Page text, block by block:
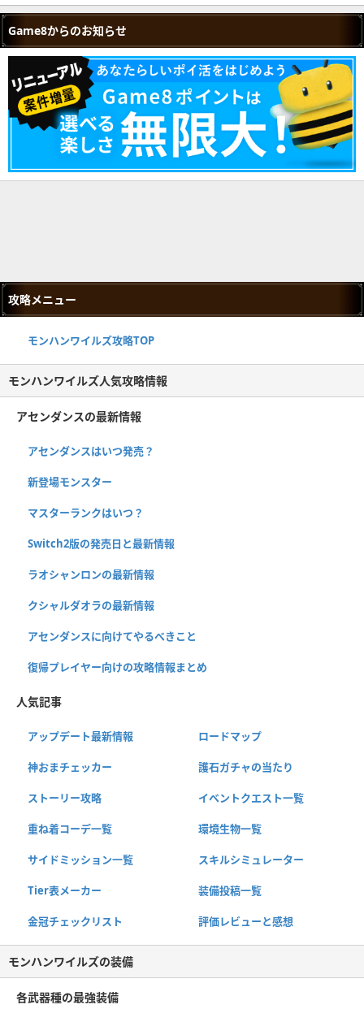
Game8からのお知らせ
攻略メニュー
モンハンワイルズ攻略TOP
モンハンワイルズ人気攻略情報
アセンダンスの最新情報
アセンダンスはいつ発売？
新登場モンスター
マスターランクはいつ？
Switch2版の発売日と最新情報
ラオシャンロンの最新情報
クシャルダオラの最新情報
アセンダンスに向けてやるべきこと
復帰プレイヤー向けの攻略情報まとめ
人気記事
アップデート最新情報 ロードマップ
神おまチェッカー 護石ガチャの当たり
ストーリー攻略 イベントクエスト一覧
重ね着コーデ一覧 環境生物一覧
サイドミッション一覧 スキルシミュレーター
Tier表メーカー 装備投稿一覧
金冠チェックリスト 評価レビューと感想
モンハンワイルズの装備
各武器種の最強装備